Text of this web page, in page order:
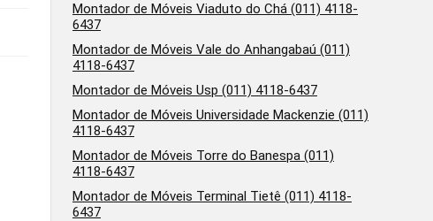
Montador de Móveis Viaduto do Chá (011) 4118-
6437
Montador de Móveis Vale do Anhangabaú (011)
4118-6437
Montador de Móveis Usp (011) 4118-6437
Montador de Móveis Universidade Mackenzie (011)
4118-6437
Montador de Móveis Torre do Banespa (011)
4118-6437
Montador de Móveis Terminal Tietê (011) 4118-
6437